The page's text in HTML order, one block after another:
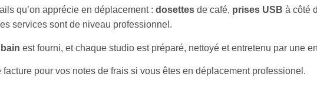
qu’on apprécie en déplacement : dosettes de café, prises USB à côté
services sont de niveau professionnel.
est fourni, et chaque studio est préparé, nettoyé et entretenu par une
pour vos notes de frais si vous êtes en déplacement professionel.